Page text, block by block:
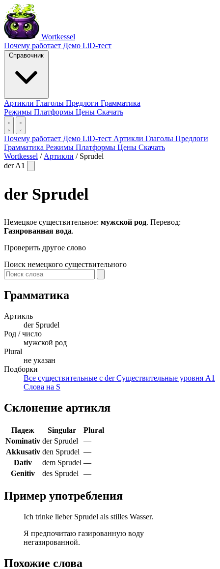
Wortkessel
Почему работает Демо LiD-тест
Справочник
Артикли Глаголы Предлоги Грамматика
Режимы Платформы Цены Скачать
Почему работает Демо LiD-тест Артикли Глаголы Предлоги
Грамматика Режимы Платформы Цены Скачать
Wortkessel / Артикли / Sprudel
derA1
derSprudel
Немецкое существительное: мужской род. Перевод:
Газированная вода.
Проверить другое слово
Поиск немецкого существительного
Грамматика
Артикль
derSprudel
Род / число
мужской род
Plural
не указан
Подборки
Все существительные с derСуществительные уровня A1
Слова на S
Склонение артикля
Падеж Singular
Plural
Nominativ der Sprudel
—
Akkusativ den Sprudel —
Dativ
dem Sprudel —
Genitiv
des Sprudel —
Пример употребления
Ich trinke lieber Sprudel als stilles Wasser.
Я предпочитаю газированную воду
негазированной.
Похожие слова